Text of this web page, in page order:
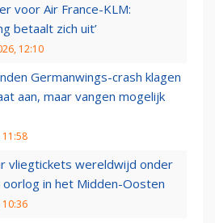
voor Air France-KLM:
betaalt zich uit’
12:10
Germanwings-crash klagen
aan, maar vangen mogelijk
vliegtickets wereldwijd onder
in het Midden-Oosten